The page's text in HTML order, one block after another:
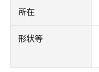
所在
形状等